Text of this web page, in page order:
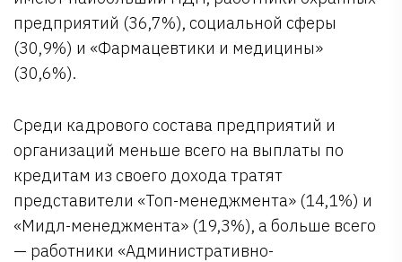
предприятий (36,7%), социальной сферы
(30,9%) и «Фармацевтики и медицины»
(30,6%).
Среди кадрового состава предприятий и
организаций меньше всего на выплаты по
кредитам из своего дохода тратят
представители «Топ-менеджмента» (14,1%) и
«Мидл-менеджмента» (19,3%), а больше всего
— работники «Административно-